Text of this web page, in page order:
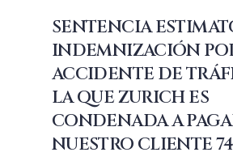
SENTENCIA
INDEMNIZACIÓN
ACCIDENTE DE
LA QUE ZURICH ES
CONDENADA A
NUESTRO CLIENTE